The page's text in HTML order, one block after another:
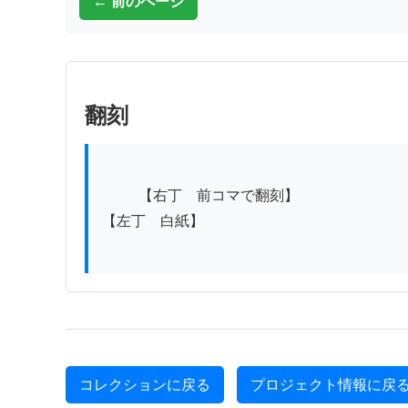
翻刻
【左丁　白紙】
コレクションに戻る プロジェクト情報に戻る